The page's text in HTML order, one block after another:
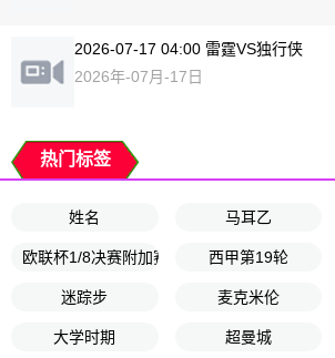
2026-07-17 04:00 雷霆VS独行侠
2026年-07月-17日
热门标签
姓名 马耳乙
欧联杯1/8决赛附加赛次回合西甲第19轮
迷踪步 麦克米伦
大学时期 超曼城